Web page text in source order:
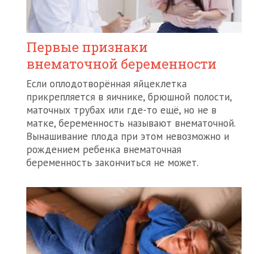
Первые признаки
внематочной беременности
Если оплодотворённая яйцеклетка
прикрепляется в яичнике, брюшной полости,
маточных трубах или где-то ещё, но не в
матке, беременность называют внематочной.
Вынашивание плода при этом невозможно и
рождением ребенка внематочная
беременность закончиться не может.